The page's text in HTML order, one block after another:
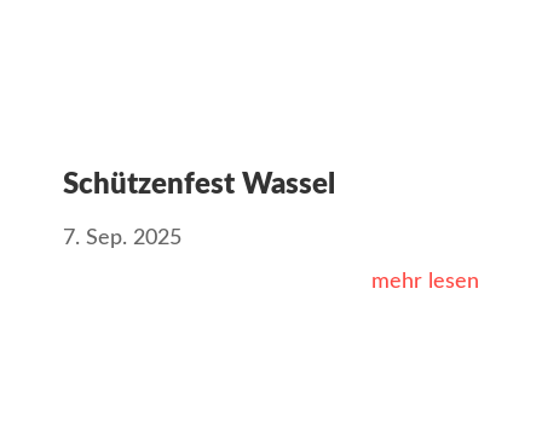
Schützenfest Wassel
7. Sep. 2025
mehr lesen